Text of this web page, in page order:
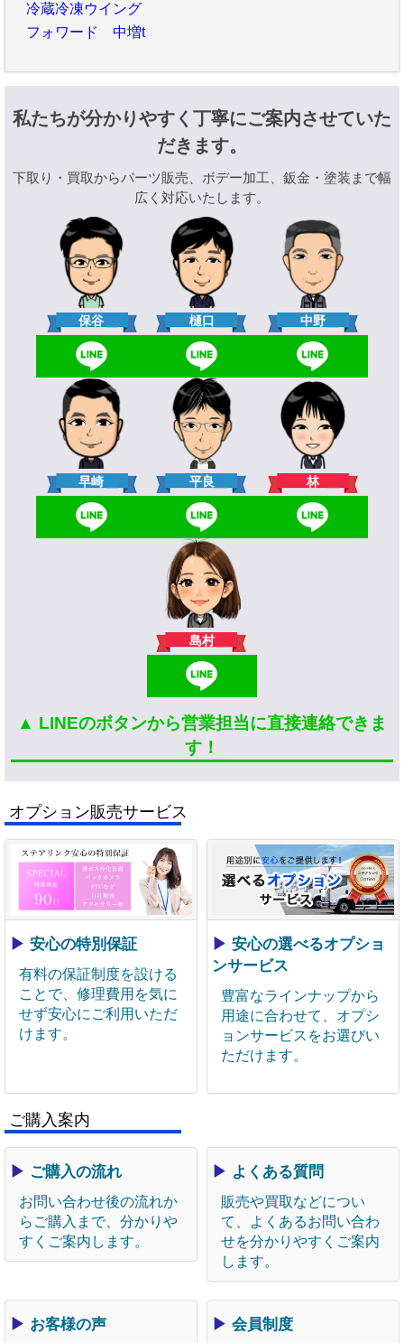
冷蔵冷凍ウイング
フォワード 中増t
私たちが分かりやすく丁寧にご案内させていた
だきます。
下取り・買取からパーツ販売、ボデー加工、鈑金・塗装まで幅
広く対応いたします。
保谷 樋口 中野
早崎 平良 林
島村
▲ LINEのボタンから営業担当に直接連絡できま
す！
オプション販売サービス
▶ 安心の特別保証
有料の保証制度を設ける
ことで、修理費用を気に
せず安心にご利用いただ
けます。
▶ 安心の選べるオプショ
ンサービス
豊富なラインナップから
用途に合わせて、オプシ
ョンサービスをお選びい
ただけます。
ご購入案内
▶ ご購入の流れ
お問い合わせ後の流れか
らご購入まで、分かりや
すくご案内します。
▶ よくある質問
販売や買取などについ
て、よくあるお問い合わ
せを分かりやすくご案内
します。
▶ お客様の声 ▶ 会員制度